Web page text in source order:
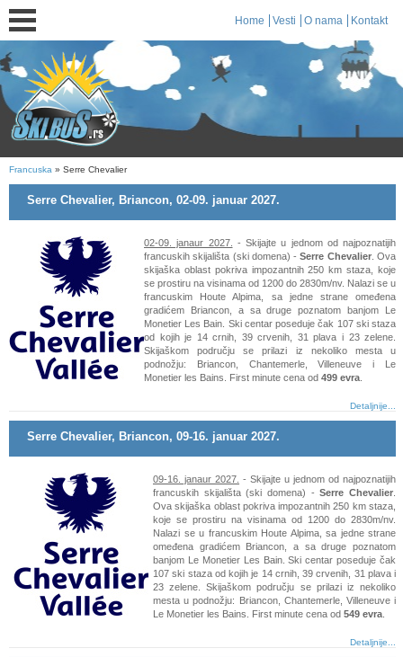
Home Vesti O nama Kontakt
Francuska » Serre Chevalier
Serre Chevalier, Briancon, 02-09. januar 2027.
02-09. janaur 2027.
- Skijajte u jednom od najpoznatijih
francuskih skijališta (ski domena) -Serre Chevalier. Ova
skijaška oblast pokriva impozantnih 250 km staza, koje
se prostiru na visinama od 1200 do 2830m/nv. Nalazi se u
francuskim Houte Alpima, sa jedne strane omeđena
gradićem Briancon, a sa druge poznatom banjom Le
Monetier Les Bain. Ski centar poseduje čak 107 ski staza
od kojih je 14 crnih, 39 crvenih, 31 plava i 23 zelene.
Skijaškom području se prilazi iz nekoliko mesta u
podnožju: Briancon, Chantemerle, Villeneuve i Le
Monetier les Bains. First minute cena od 499 evra
Detaljnije...
Serre Chevalier, Briancon, 09-16. januar 2027.
09-16. janaur 2027. - Skijajte u jednom od najpoznatijih
francuskih skijališta (ski domena) -Serre Chevalier
Ova skijaška oblast pokriva impozantnih 250 km staza,
koje se prostiru na visinama od 1200 do 2830m/nv.
Nalazi se u francuskim Houte Alpima, sa jedne strane
omeđena gradićem Briancon, a sa druge poznatom
banjom Le Monetier Les Bain. Ski centar poseduje čak
107 ski staza od kojih je 14 crnih, 39 crvenih, 31 plava i
23 zelene. Skijaškom području se prilazi iz nekoliko
mesta u podnožju: Briancon, Chantemerle, Villeneuve i
Le Monetier les Bains. First minute cena od 549 evra
Detaljnije...